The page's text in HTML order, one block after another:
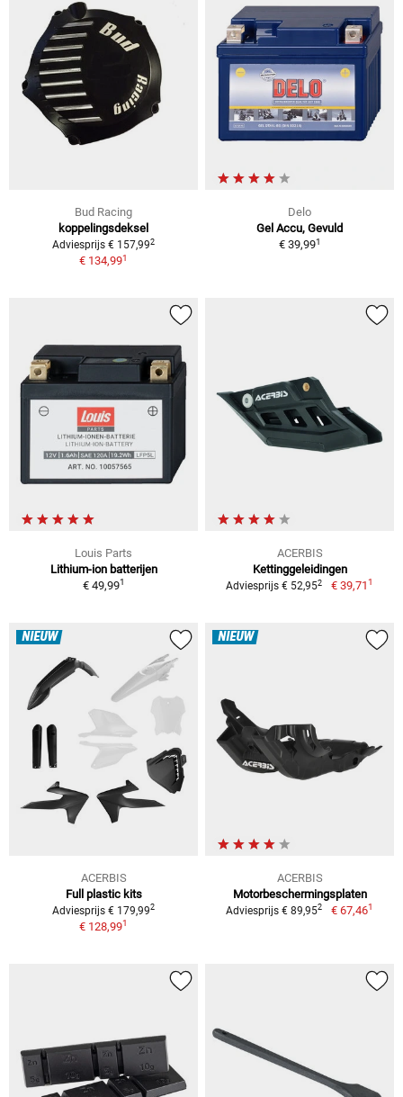
Bud Racing
koppelingsdeksel
Adviesprijs € 157,992
€ 134,991
Delo
Gel Accu, Gevuld
€ 39,991
Louis Parts
Lithium-ion batterijen
€ 49,991
ACERBIS
Kettinggeleidingen
Adviesprijs € 52,952 € 39,711
NIEUW
ACERBIS
Full plastic kits
Adviesprijs € 179,992
€ 128,991
NIEUW
ACERBIS
Motorbeschermingsplaten
Adviesprijs € 89,952 € 67,461